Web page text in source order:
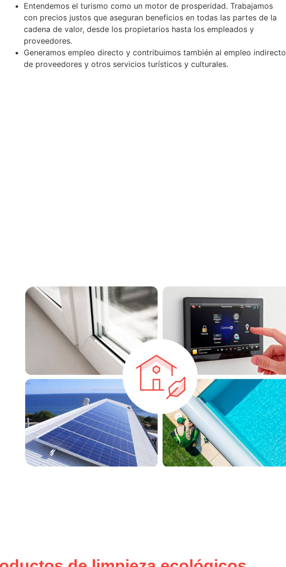
Entendemos el turismo como un motor de prosperidad. Trabajamos
con precios justos que aseguran beneficios en todas las partes de la
cadena de valor, desde los propietarios hasta los empleados y
proveedores.
Generamos empleo directo y contribuimos también al empleo indirecto
de proveedores y otros servicios turísticos y culturales.